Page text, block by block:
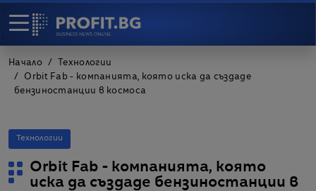
Начало
Технологии
Orbit Fab - компанията, която иска да създаде
бензиностанции в космоса
Технологии
Orbit Fab - компанията, която
иска да създаде бензиностанции в